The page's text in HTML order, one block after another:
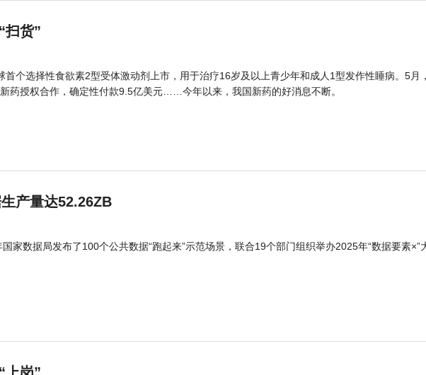
扫货”
首个选择性食欲素2型受体激动剂上市，用于治疗16岁及以上青少年和成人1型发作性睡病。5月
药授权合作，确定性付款9.5亿美元……今年以来，我国新药的好消息不断。
产量达52.26ZB
家数据局发布了100个公共数据“跑起来”示范场景，联合19个部门组织举办2025年“数据要素×”